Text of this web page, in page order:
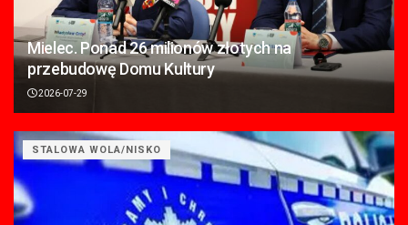
Mielec. Ponad 26 milionów złotych na
przebudowę Domu Kultury
2026-07-29
STALOWA WOLA/NISKO